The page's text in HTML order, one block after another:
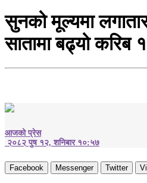
सुनको मूल्यमा
सातामा बढ्यो करिब
आजको प्रेस
२०८२ पुष १२, शनिबार १०:५७
Facebook Messenger Twitter